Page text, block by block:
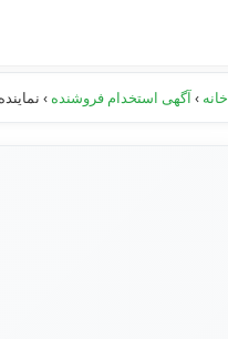
خانه ›آگهی استخدام فروشنده ›